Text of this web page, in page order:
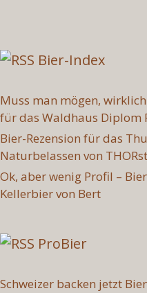
Bier-Index
Muss man mögen,
für das Waldhaus Diplom
Bier-Rezension für das
Naturbelassen von
Ok, aber wenig Profil –
Kellerbier von Bert
ProBier
Schweizer backen jetzt